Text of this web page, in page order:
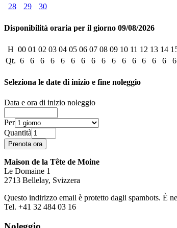
28
29 30
Disponibilità oraria per il giorno 09/08/2026
H 00 01 02 03 04 05 06 07 08 09 10 11 12 13 14
Qt. 6 6 6 6 6 6 6 6 6 6 6 6 6 6 6 6
Seleziona le date di inizio e fine noleggio
Data e ora di inizio noleggio
Per
Quantità
Maison de la Tête de Moine
Le Domaine 1
2713 Bellelay, Svizzera
Questo indirizzo email è protetto dagli spambots. È
Tel. +41 32 484 03 16